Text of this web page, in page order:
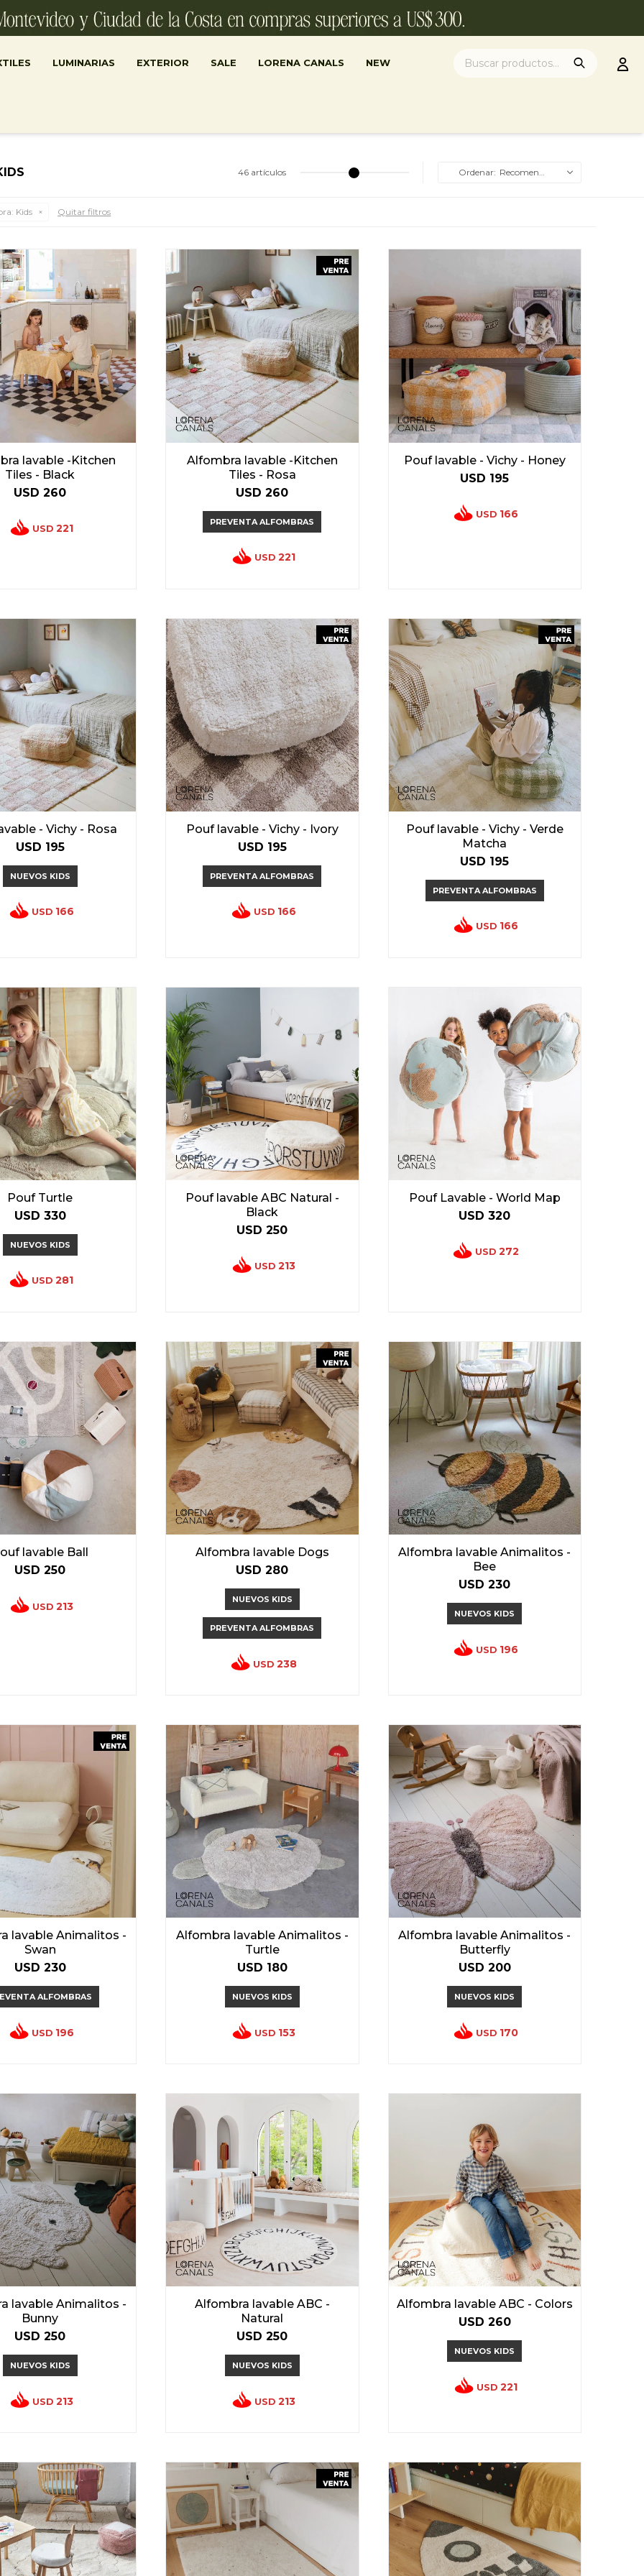
LUMINARIAS EXTERIOR SALE LORENA CANALS NEW
46 artículos Recomendados
Kids Quitar filtros
lavable -Kitchen
Tiles - Black
USD 260
USD 221
Alfombra lavable -Kitchen
Tiles - Rosa
USD 260
PREVENTA ALFOMBRAS
USD 221
Pouf lavable - Vichy - Honey
USD 195
USD 166
- Vichy - Rosa
USD 195
NUEVOS KIDS
USD 166
Pouf lavable - Vichy - Ivory
USD 195
PREVENTA ALFOMBRAS
USD 166
Pouf lavable - Vichy - Verde
Matcha
USD 195
PREVENTA ALFOMBRAS
USD 166
Pouf Turtle
USD 330
NUEVOS KIDS
USD 281
Pouf lavable ABC Natural -
Black
USD 250
USD 213
Pouf Lavable - World Map
USD 320
USD 272
lavable Ball
USD 250
USD 213
Alfombra lavable Dogs
USD 280
NUEVOS KIDS
PREVENTA ALFOMBRAS
USD 238
Alfombra lavable Animalitos -
Bee
USD 230
NUEVOS KIDS
USD 196
lavable Animalitos -
Swan
USD 230
ALFOMBRAS
USD 196
Alfombra lavable Animalitos -
Turtle
USD 180
NUEVOS KIDS
USD 153
Alfombra lavable Animalitos -
Butterfly
USD 200
NUEVOS KIDS
USD 170
lavable Animalitos -
Bunny
USD 250
NUEVOS KIDS
USD 213
Alfombra lavable ABC -
Natural
USD 250
NUEVOS KIDS
USD 213
Alfombra lavable ABC - Colors
USD 260
NUEVOS KIDS
USD 221